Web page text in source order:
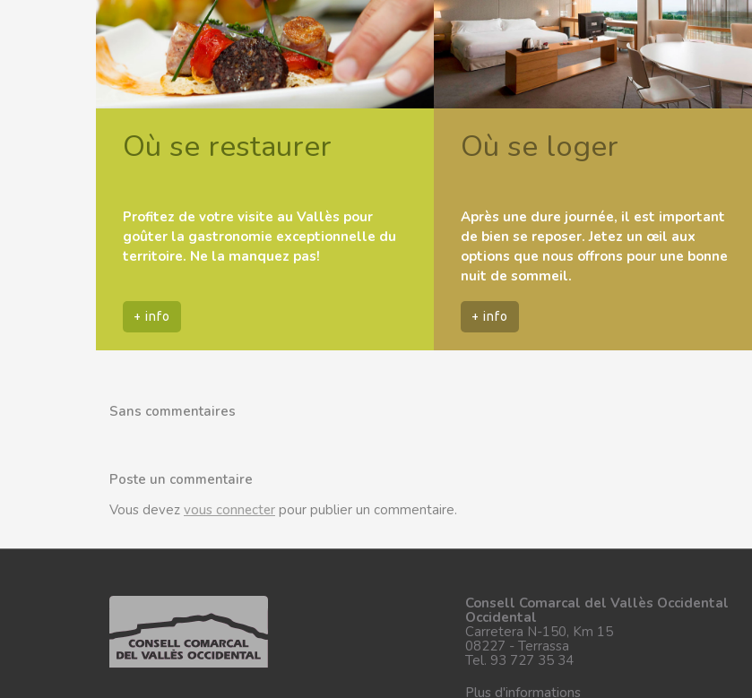
Où se restaurer
Profitez de votre visite au Vallès pour
goûter la gastronomie exceptionnelle du
territoire. Ne la manquez pas!
+ info
Où se loger
Après une dure journée, il est important
de bien se reposer. Jetez un œil aux
options que nous offrons pour une bonne
nuit de sommeil.
+ info
Sans commentaires
Poste un commentaire
Vous devez vous connecter pour publier un commentaire.
Consell Comarcal del Vallès Occidental
Occidental
Carretera N-150, Km 15
08227 - Terrassa
Tel. 93 727 35 34
Plus d'informations